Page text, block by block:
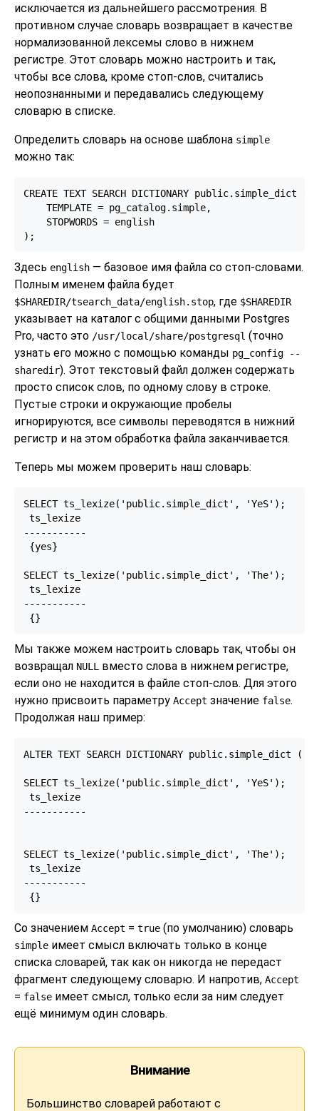
исключается из дальнейшего рассмотрения. В
противном случае словарь возвращает в качестве
нормализованной лексемы слово в нижнем
регистре. Этот словарь можно настроить и так,
чтобы все слова, кроме стоп-слов, считались
неопознанными и передавались следующему
словарю в списке.
Определить словарь на основе шаблона simple
можно так:
CREATE TEXT SEARCH DICTIONARY public.simple_dict (
    TEMPLATE = pg_catalog.simple,
    STOPWORDS = english
);
Здесь english — базовое имя файла со стоп-словами.
Полным именем файла будет
$SHAREDIR/tsearch_data/english.stop, где $SHAREDIR
указывает на каталог с общими данными Postgres
Pro, часто это /usr/local/share/postgresql (точно
узнать его можно с помощью команды pg_config --
sharedir). Этот текстовый файл должен содержать
просто список слов, по одному слову в строке.
Пустые строки и окружающие пробелы
игнорируются, все символы переводятся в нижний
регистр и на этом обработка файла заканчивается.
Теперь мы можем проверить наш словарь:
SELECT ts_lexize('public.simple_dict', 'YeS');
ts_lexize
-----------
{yes}
SELECT ts_lexize('public.simple_dict', 'The');
ts_lexize
-----------
Мы также можем настроить словарь так, чтобы он
возвращал NULL вместо слова в нижнем регистре,
если оно не находится в файле стоп-слов. Для этого
нужно присвоить параметру Accept значение false.
Продолжая наш пример:
ALTER TEXT SEARCH DICTIONARY public.simple_dict
SELECT ts_lexize('public.simple_dict', 'YeS');
ts_lexize
-----------
SELECT ts_lexize('public.simple_dict', 'The');
ts_lexize
-----------
Со значением Accept = true (по умолчанию) словарь
simple имеет смысл включать только в конце
списка словарей, так как он никогда не передаст
фрагмент следующему словарю. И напротив, Accept
= false имеет смысл, только если за ним следует
ещё минимум один словарь.
Внимание
Большинство словарей работают с